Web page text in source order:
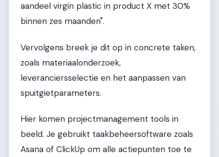
aandeel virgin plastic in product X met 30%
binnen zes maanden".
Vervolgens breek je dit op in concrete taken,
zoals materiaalonderzoek,
leveranciersselectie en het aanpassen van
spuitgietparameters.
Hier komen projectmanagement tools in
beeld. Je gebruikt taakbeheersoftware zoals
Asana of ClickUp om alle actiepunten toe te